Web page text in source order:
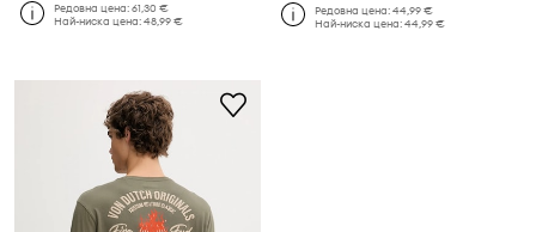
Редовна цена:61,30 €
Най-ниска цена:48,99 €
Редовна цена:44,99 €
Най-ниска цена:44,99 €